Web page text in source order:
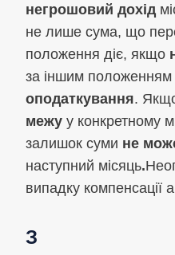
негрошовий дохід
не лише сума, що
положення діє, якщо
за іншим положенням
оподаткування.
межу у конкретному
залишок суми не
наступний місяць.
випадку компенсації
З